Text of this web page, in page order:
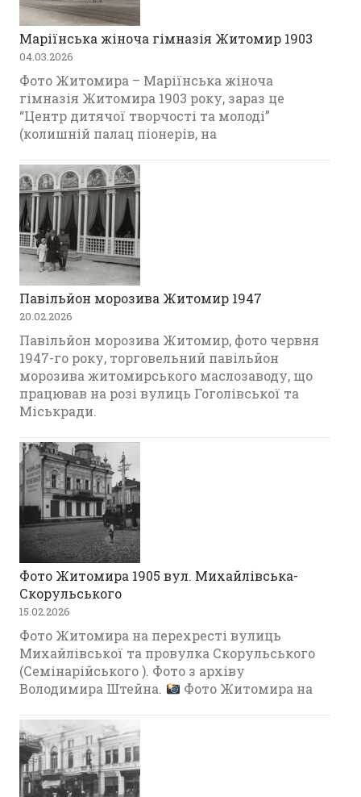
Маріїнська жіноча гімназія Житомир 1903
04.03.2026
Фото Житомира – Маріїнська жіноча
гімназія Житомира 1903 року, зараз це
“Центр дитячої творчості та молоді”
(колишній палац піонерів, на
Павільйон морозива Житомир 1947
20.02.2026
Павільйон морозива Житомир, фото червня
1947-го року, торговельний павільйон
морозива житомирського маслозаводу, що
працював на розі вулиць Гоголівської та
Міськради.
Фото Житомира 1905 вул. Михайлівська-
Скорульського
15.02.2026
Фото Житомира на перехресті вулиць
Михайлівської та провулка Скорульського
(Семінарійського ). Фото з архіву
Володимира Штейна.
Фото Житомира на